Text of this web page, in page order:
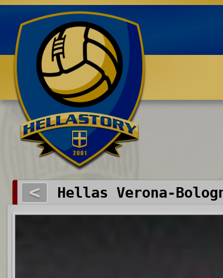
Benvenuti su HELLASTORY.net
< Hellas Verona-